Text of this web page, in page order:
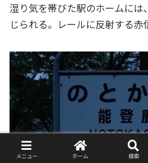
湿り気を帯びた駅のホームに
じられる。レールに反射する赤
メニュー ホーム 検索